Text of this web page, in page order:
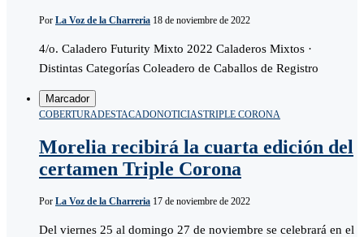
Por La Voz de la Charreria 18 de noviembre de 2022
4/o. Caladero Futurity Mixto 2022 Caladeros Mixtos ·
Distintas Categorías Coleadero de Caballos de Registro
Marcador
COBERTURADESTACADONOTICIASTRIPLE CORONA
Morelia recibirá la cuarta edición del
certamen Triple Corona
Por La Voz de la Charreria 17 de noviembre de 2022
Del viernes 25 al domingo 27 de noviembre se celebrará en el